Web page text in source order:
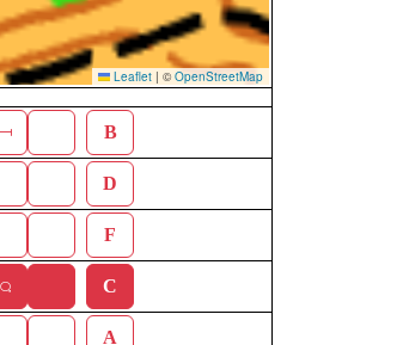
Leaflet | ©OpenStreetMap
B
D
F
C
A